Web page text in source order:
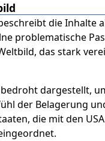
die Inhalte
problematische
das stark
dargestellt,
der Belagerung
die mit den